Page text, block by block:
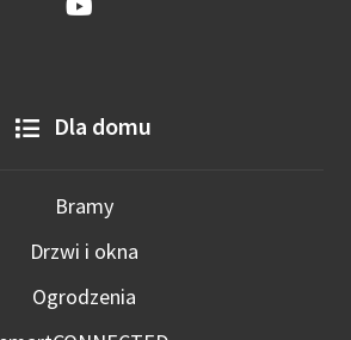
Dla domu
Bramy
Drzwi i okna
Ogrodzenia